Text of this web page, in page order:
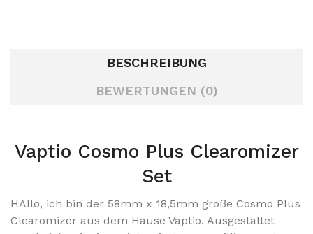
BESCHREIBUNG
BEWERTUNGEN (0)
Vaptio Cosmo Plus Clearomizer
Set
HAllo, ich bin der 58mm x 18,5mm große Cosmo Plus
Clearomizer aus dem Hause Vaptio. Ausgestattet